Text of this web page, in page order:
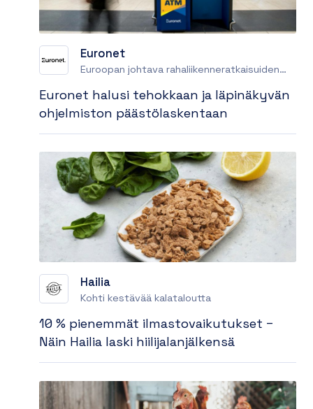
Euronet
Euroopan johtava rahaliikenneratkaisuiden
Euronet halusi tehokkaan ja läpinäkyvän
ohjelmiston päästölaskentaan
Hailia
Kohti kestävää kalataloutta
10 % pienemmät ilmastovaikutukset –
Näin Hailia laski hiilijalanjälkensä